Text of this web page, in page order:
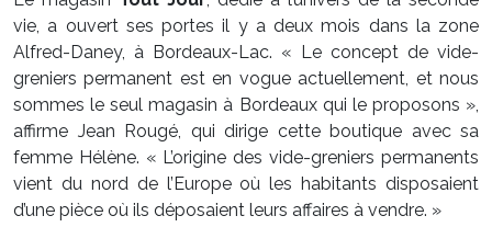
vie, a ouvert ses portes il y a deux mois dans la zone
Alfred-Daney, à Bordeaux-Lac. « Le concept de vide-
greniers permanent est en vogue actuellement, et nous
sommes le seul magasin à Bordeaux qui le proposons »,
affirme Jean Rougé, qui dirige cette boutique avec sa
femme Hélène. « L’origine des vide-greniers permanents
vient du nord de l’Europe où les habitants disposaient
d’une pièce où ils déposaient leurs affaires à vendre. »